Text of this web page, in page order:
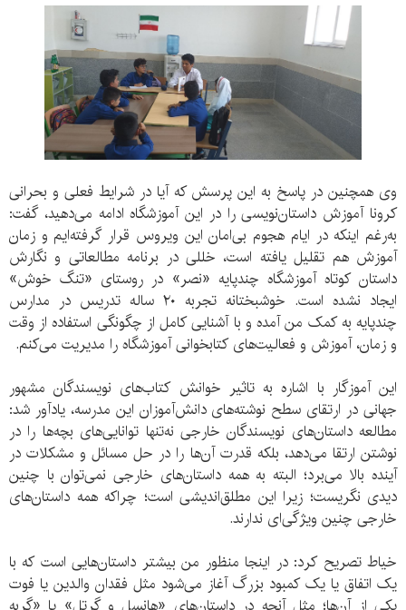
وی همچنین در پاسخ به این پرسش که آیا در شرایط فعلی و بحرانی
کرونا آموزش داستان‌نویسی را در این آموزشگاه ادامه می‌دهید، گفت:
به‌رغم اینکه در ایام هجوم بی‌امان این ویروس قرار گرفته‌ایم و زمان
آموزش هم تقلیل یافته است، خللی در برنامه مطالعاتی و نگارش
داستان کوتاه آموزشگاه چندپایه «نصر» در روستای «تنگ خوش»
ایجاد نشده است. خوشبختانه تجربه ۲۰ ساله تدریس در مدارس
چندپایه به کمک من آمده و با آشنایی کامل از چگونگی استفاده از وقت
و زمان، آموزش و فعالیت‌های کتابخوانی آموزشگاه را مدیریت می‌کنم.
این آموزگار با اشاره به تاثیر خوانش کتاب‌های نویسندگان مشهور
جهانی در ارتقای سطح نوشته‌های دانش‌آموزان این مدرسه، یادآور شد:
مطالعه داستان‌های نویسندگان خارجی نه‌تنها توانایی‌های بچه‌ها را در
نوشتن ارتقا می‌دهد، بلکه قدرت آن‌ها را در حل مسائل و مشکلات در
آینده بالا می‌برد؛ البته به همه داستان‌های خارجی نمی‌توان با چنین
دیدی نگریست؛ زیرا این مطلق‌اندیشی است؛ چراکه همه داستان‌های
خارجی چنین ویژگی‌ای ندارند.
خیاط تصریح کرد: در اینجا منظور من بیشتر داستان‌هایی است که با
یک اتفاق یا یک کمبود بزرگ آغاز می‌شود مثل فقدان والدین یا فوت